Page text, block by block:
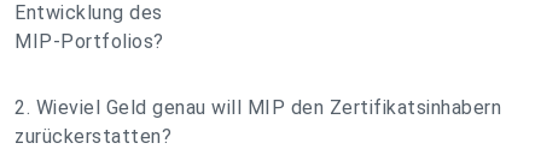
Entwicklung des
MIP-Portfolios?
2. Wieviel Geld genau will MIP den Zertifikatsinhabern
zurückerstatten?